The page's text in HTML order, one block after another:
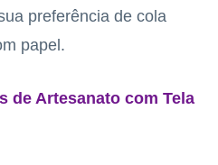
preferência de cola
papel.
de Artesanato com Tela